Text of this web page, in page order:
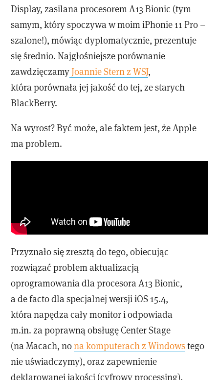
Display, zasilana procesorem A13 Bionic (tym
samym, który spoczywa w moim iPhonie 11 Pro –
szalone!), mówiąc dyplomatycznie, prezentuje
się średnio. Najgłośniejsze porównanie
zawdzięczamyJoannie Stern z WSJ,
która porównała jej jakość do tej, ze starych
BlackBerry.
Na wyrost? Być może, ale faktem jest, że Apple
ma problem.
Przyznało się zresztą do tego, obiecując
rozwiązać problem aktualizacją
oprogramowania dla procesora A13 Bionic,
a de facto dla specjalnej wersji iOS 15.4,
która napędza cały monitor i odpowiada
m.in. za poprawną obsługę Center Stage
(na Macach, nona komputerach z Windowstego
nie uświadczymy), oraz zapewnienie
deklarowanej jakości (cyfrowy processing).